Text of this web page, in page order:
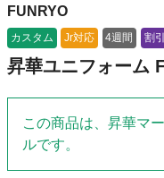
FUNRYO
カスタム Jr対応 4週間 割
昇華ユニフォーム
この商品は、昇華マ
ルです。